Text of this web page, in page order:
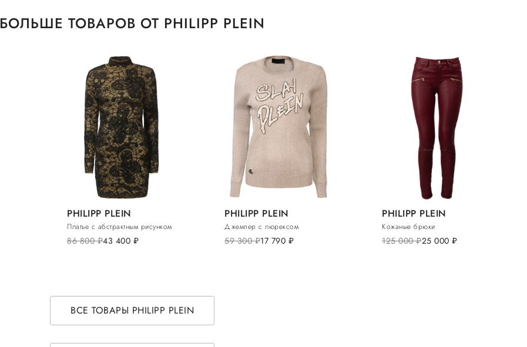
БОЛЬШЕ ТОВАРОВ ОТ PHILIPP PLEIN
PHILIPP PLEIN
Платье с абстрактным рисунком
86 800руб.43 400 руб.
PHILIPP PLEIN
Джемпер с люрексом
59 300руб.17 790 руб.
PHILIPP PLEIN
Кожаные брюки
125 000руб.25 000 руб.
ВСЕ ТОВАРЫ PHILIPP PLEIN